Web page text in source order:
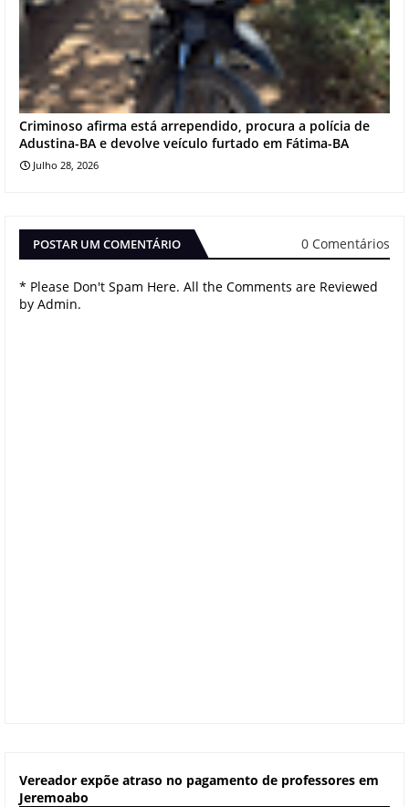
Criminoso afirma está arrependido, procura a polícia de
Adustina-BA e devolve veículo furtado em Fátima-BA
Julho 28, 2026
POSTAR UM COMENTÁRIO 0 Comentários
* Please Don't Spam Here. All the Comments are Reviewed
by Admin.
Vereador expõe atraso no pagamento de professores em
Jeremoabo